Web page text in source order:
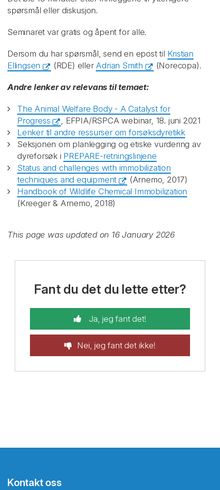
spørsmål eller diskusjon.
Seminaret var gratis og åpent for alle.
Dersom du har spørsmål, send en epost til Kristian
Ellingsen
(RDE) eller Adrian Smith (Norecopa).
Andre lenker av relevans til temaet:
The Animal Welfare Body - A Catalyst for
Progress
, EFPIA/RSPCA webinar, 18. juni 2021
Lenker til andre ressurser om forsøksdyretikk
Seksjonen om planlegging og etiske vurdering av
dyreforsøk i PREPARE-retningslinjene
Status and challenges with immobilization
techniques and equipment
(Arnemo, 2017)
Handbook of Wildlife Chemical Immobilization
(Kreeger & Arnemo, 2018)
This page was updated on 16 January 2026
Fant du det du lette etter?
Ja, jeg fant det!
Nei, jeg fant det ikke!
Kontakt oss